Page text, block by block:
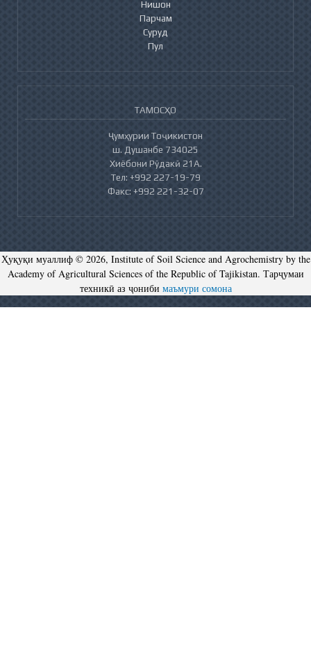
Нишон
Парчам
Суруд
Пул
ТАМОСҲО
Ҷумҳурии Тоҷикистон
ш. Душанбе 734025
Хиёбони Рӯдакӣ 21А.
Тел: +992 227-19-79
Факс: +992 221-32-07
Ҳуқуқи муаллиф © 2026, Institute of Soil Science and Agrochemistry by the
Academy of Agricultural Sciences of the Republic of Tajikistan. Тарҷумаи
техникӣ аз ҷониби маъмури сомона